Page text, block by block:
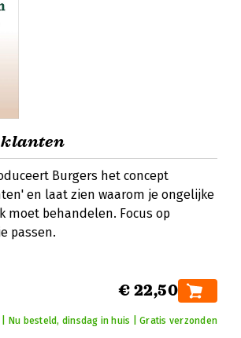
Burgers het concept
en laat zien waarom je ongelijke
moet behandelen. Focus op
passen.
€ 22,50
Nu besteld, dinsdag in huis | Gratis verzonden